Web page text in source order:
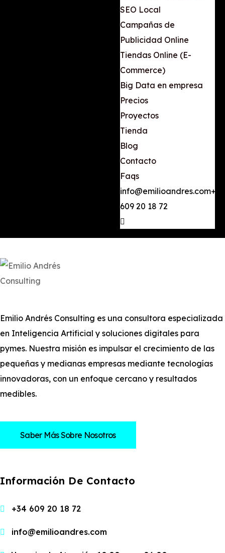
SEO Local
Campañas de
Publicidad Online
Tiendas Online (E-
Commerce)
Big Data en empresa
Precios
Proyectos
Tienda
Blog
Contacto
Faqs
info@emilioandres.com+34
609 20 18 72
Emilio Andrés Consulting es una consultora especializada
en Inteligencia Artificial y soluciones digitales para
pymes. Nuestra misión es impulsar el crecimiento de las
pequeñas y medianas empresas mediante tecnologías
innovadoras, con un enfoque cercano y resultados
medibles.
Saber Más Sobre Nosotros
Información De Contacto
+34 609 20 18 72
info@emilioandres.com